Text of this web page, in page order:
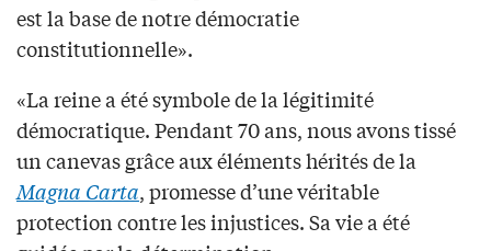
est la base de notre démocratie
constitutionnelle».
«La reine a été symbole de la légitimité
démocratique. Pendant 70 ans, nous avons tissé
un canevas grâce aux éléments hérités de la
Magna Carta, promesse d’une véritable
protection contre les injustices. Sa vie a été